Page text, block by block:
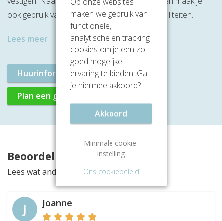
ook gebruik van de aanwezige services en faciliteiten.
Lees meer
Huurinformatie aanvragen
Plan een gratis rondleiding
Beoordelingen
Lees wat anderen vinden van deze locatie
J Joanne
Op onze websites
maken we gebruik van
functionele,
analytische en tracking
cookies om je een zo
goed mogelijke
ervaring te bieden. Ga
je hiermee akkoord?
Akkoord
Minimale cookie-
instelling
Ons cookiebeleid